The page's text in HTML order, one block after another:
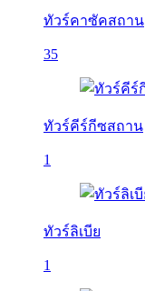
ทัวร์คาซัคสถาน
35
ทัวร์คีร์กีซสถาน
1
ทัวร์ลิเบีย
1